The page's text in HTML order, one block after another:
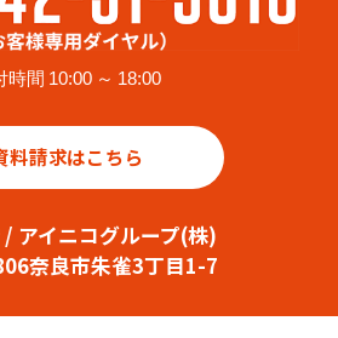
時間 10:00 ～ 18:00
料請求はこちら
アイニコグループ(株)
奈良市朱雀3丁目1-7